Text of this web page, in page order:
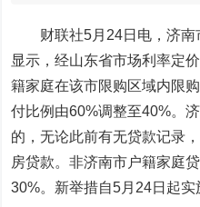
财联社5月24日电，济南
显示，经山东省市场利率定
籍家庭在该市限购区域内限
付比例由60%调整至40%。
的，无论此前有无贷款记录
房贷款。非济南市户籍家庭
30%。新举措自5月24日起实